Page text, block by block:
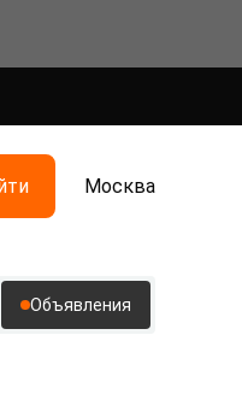
Москва
Объявления